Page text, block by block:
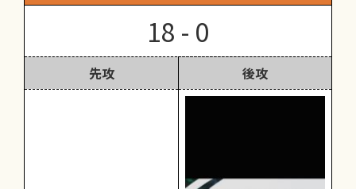
18 - 0
先攻 後攻